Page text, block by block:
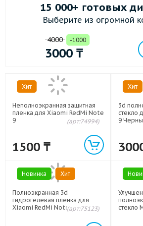
15 000+ готовых
Выберите из огромной
4000 -1000
3000 ₸
Хит
Неполноэкранная защитная
пленка для Xiaomi RedMi Note
9
(арт:74994)
1500 ₸
Хит
3d
стекло
9
Новинка Хит
Полноэкранная 3d
гидрогелевая пленка для
Xiaomi RedMi Note 9(арт:75123)
стекло